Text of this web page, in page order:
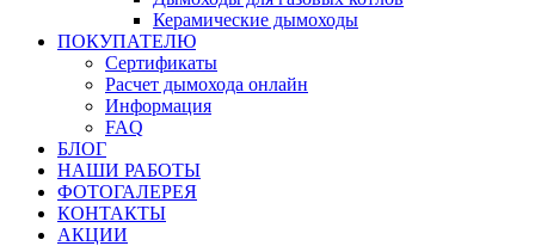
Керамические дымоходы
ПОКУПАТЕЛЮ
Сертификаты
Расчет дымохода онлайн
Информация
FAQ
БЛОГ
НАШИ РАБОТЫ
ФОТОГАЛЕРЕЯ
КОНТАКТЫ
АКЦИИ